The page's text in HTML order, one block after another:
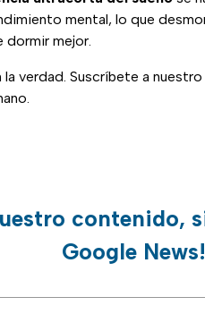
mental, lo que
dormir mejor.
la verdad. Suscríbete a nuestro
contenido,
Google News!